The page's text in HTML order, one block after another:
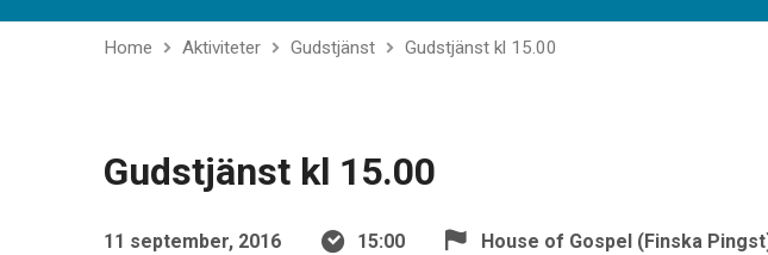
Home Aktiviteter Gudstjänst Gudstjänst kl 15.00
Gudstjänst kl 15.00
11 september, 2016 15:00 House of Gospel (Finska